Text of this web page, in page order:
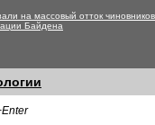
на массовый отток
Байдена